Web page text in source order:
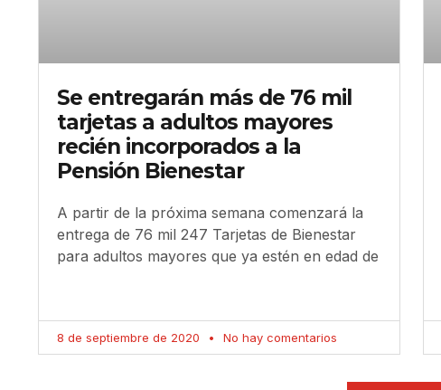
Se entregarán más de 76 mil
tarjetas a adultos mayores
recién incorporados a la
Pensión Bienestar
A partir de la próxima semana comenzará la
entrega de 76 mil 247 Tarjetas de Bienestar
para adultos mayores que ya estén en edad de
8 de septiembre de 2020 No hay comentarios